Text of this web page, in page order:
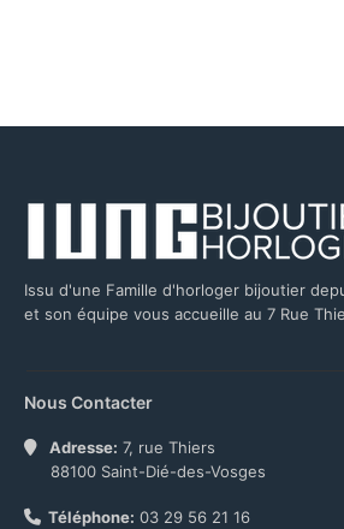
Issu d'une Famille d'horloger bijoutier
et son équipe vous accueille au 7 Rue
Nous Contacter
Adresse: 7, rue Thiers
88100 Saint-Dié-des-Vosges
Téléphone: 03 29 56 21 16